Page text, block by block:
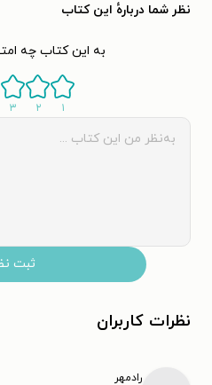
نظر شما دربارهٔ این کتاب
به این کتاب چه
۱ ۲ ۳
ثبت
نظرات کاربران
رادمهر